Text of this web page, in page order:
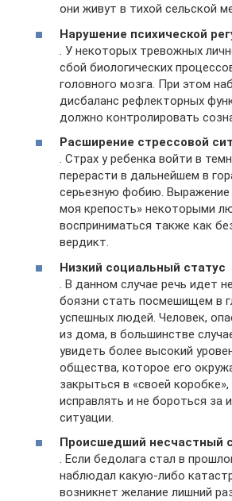
они живут в тихой сельской
Нарушение психической
. У некоторых тревожных
сбой биологических
головного мозга. При этом
дисбаланс рефлекторных
должно контролировать
Расширение стрессовой
. Страх у ребенка войти в
перерасти в дальнейшем в
серьезную фобию.
моя крепость» некоторыми
восприниматься также как
вердикт.
Низкий социальный статус
. В данном случае речь идет
боязни стать посмешищем в
успешных людей. Человек,
из дома, в большинстве
увидеть более высокий
общества, которое его
закрыться в «своей
исправлять и не бороться за
ситуации.
Происшедший несчастный
. Если бедолага стал в
наблюдал какую-либо
возникнет желание лишний